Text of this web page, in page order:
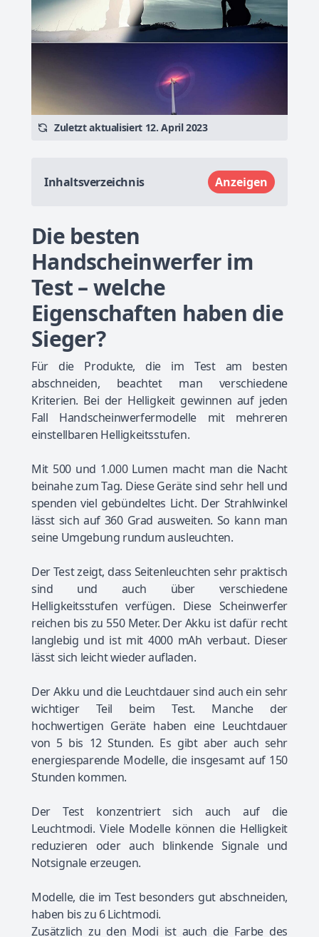
Zuletzt aktualisiert 12. April 2023
Inhaltsverzeichnis Anzeigen
Die besten
Handscheinwerfer im
Test – welche
Eigenschaften haben die
Sieger?
Für die Produkte, die im Test am besten
abschneiden, beachtet man verschiedene
Kriterien. Bei der Helligkeit gewinnen auf jeden
Fall Handscheinwerfermodelle mit mehreren
einstellbaren Helligkeitsstufen.
Mit 500 und 1.000 Lumen macht man die Nacht
beinahe zum Tag. Diese Geräte sind sehr hell und
spenden viel gebündeltes Licht. Der Strahlwinkel
lässt sich auf 360 Grad ausweiten. So kann man
seine Umgebung rundum ausleuchten.
Der Test zeigt, dass Seitenleuchten sehr praktisch
sind und auch über verschiedene
Helligkeitsstufen verfügen. Diese Scheinwerfer
reichen bis zu 550 Meter. Der Akku ist dafür recht
langlebig und ist mit 4000 mAh verbaut. Dieser
lässt sich leicht wieder aufladen.
Der Akku und die Leuchtdauer sind auch ein sehr
wichtiger Teil beim Test. Manche der
hochwertigen Geräte haben eine Leuchtdauer
von 5 bis 12 Stunden. Es gibt aber auch sehr
energiesparende Modelle, die insgesamt auf 150
Stunden kommen.
Der Test konzentriert sich auch auf die
Leuchtmodi. Viele Modelle können die Helligkeit
reduzieren oder auch blinkende Signale und
Notsignale erzeugen.
Modelle, die im Test besonders gut abschneiden,
haben bis zu 6 Lichtmodi.
Zusätzlich zu den Modi ist auch die Farbe des